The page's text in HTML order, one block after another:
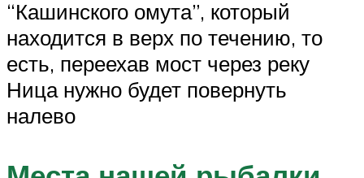
“Кашинского омута”, который
находится в верх по течению, то
есть, переехав мост через реку
Ница нужно будет повернуть
налево